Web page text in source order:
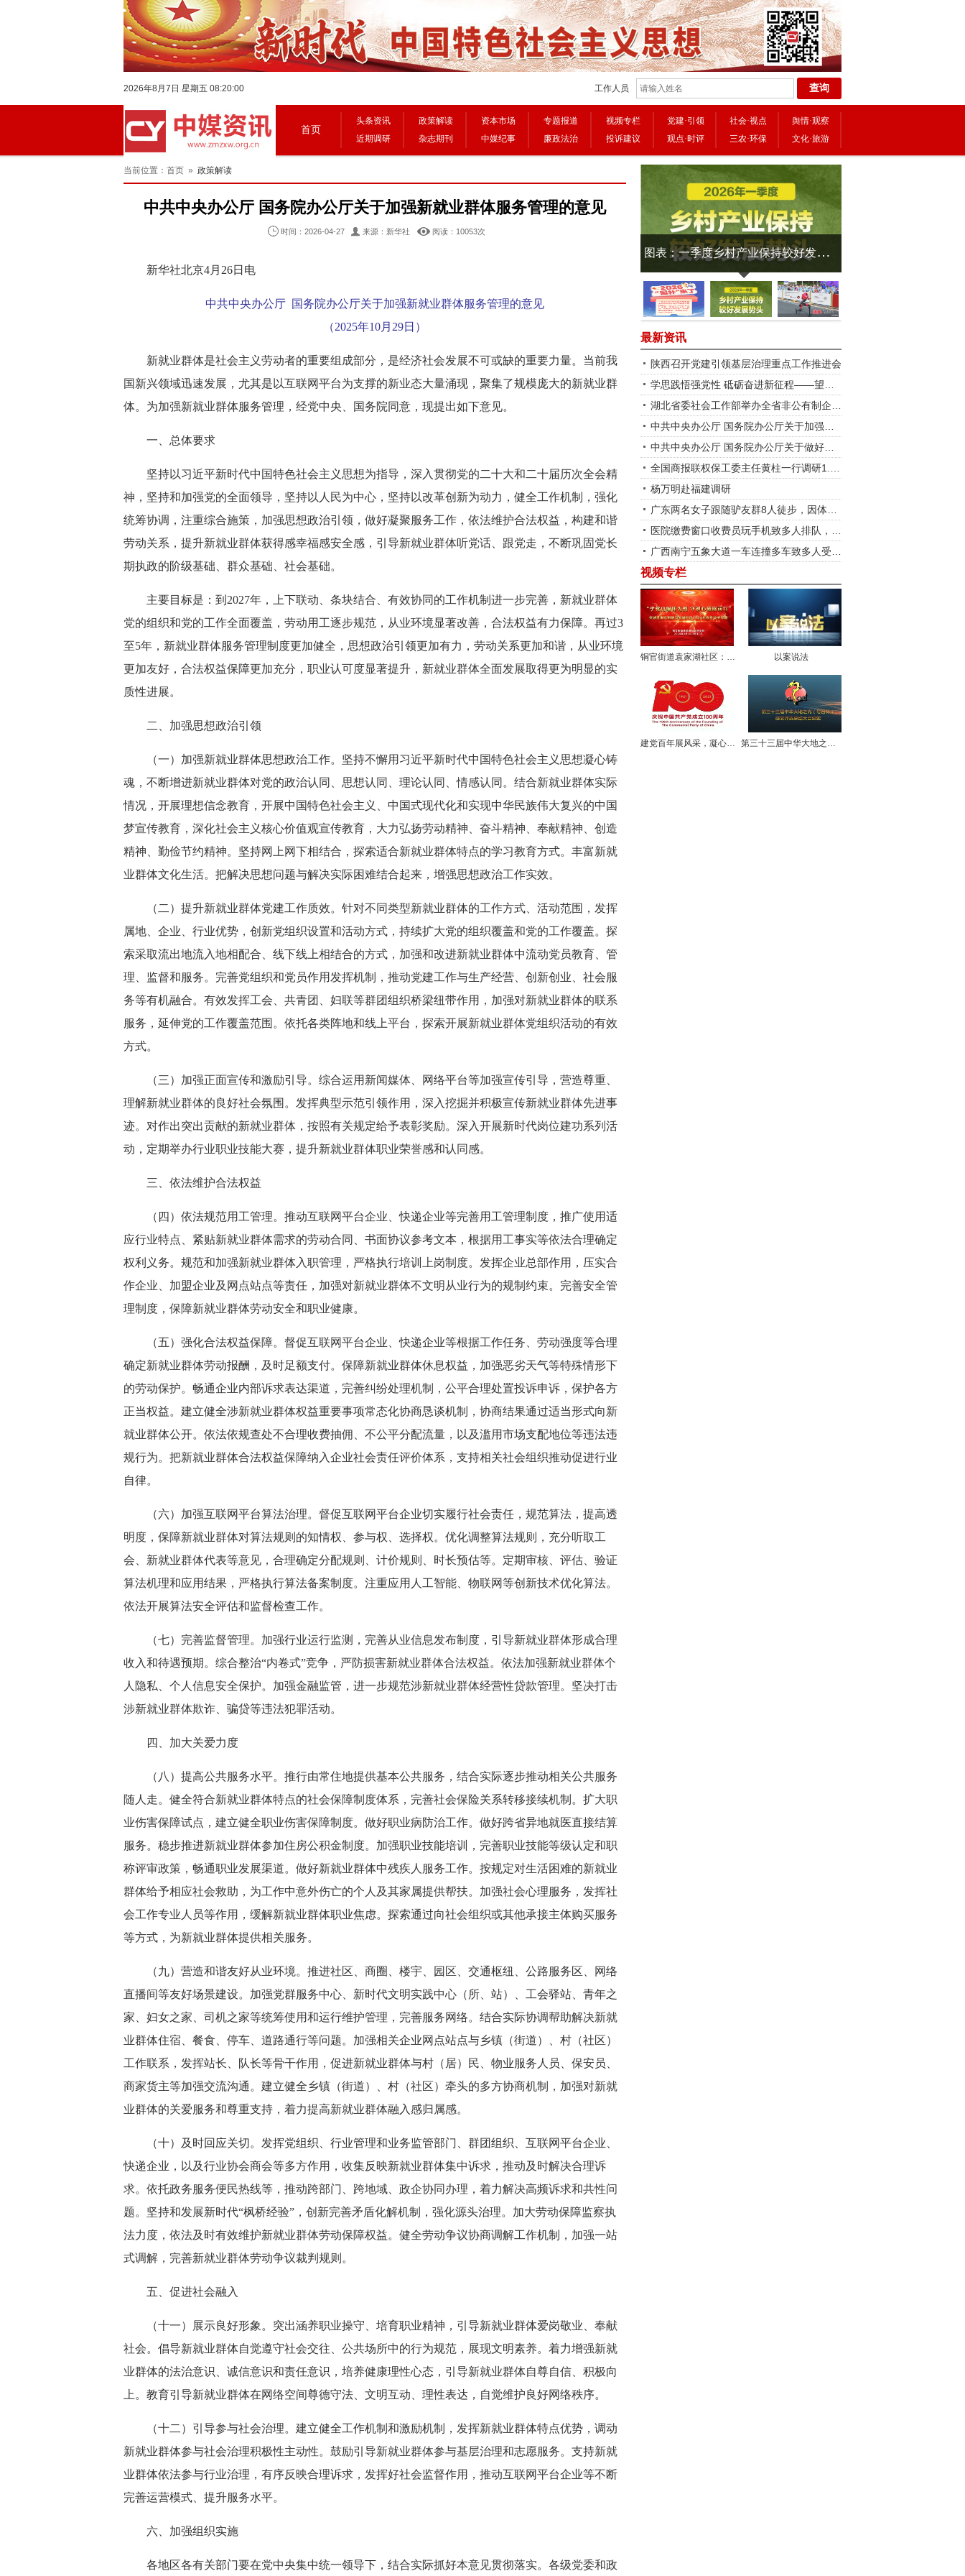
2026年8月7日 星期五 08:20:01 工作人员
首页
头条资讯
近期调研
政策解读
杂志期刊
资本市场
中媒纪事
专题报道
廉政法治
视频专栏
投诉建议
党建·引领
观点·时评
社会·视点
三农·环保
舆情·观察
文化·旅游
当前位置：首页 » 政策解读
中共中央办公厅 国务院办公厅关于加强新就业群体服务管理的意见
时间：2026-04-27 来源：新华社 阅读：10053次
新华社北京4月26日电
中共中央办公厅 国务院办公厅关于加强新就业群体服务管理的意见
（2025年10月29日）
新就业群体是社会主义劳动者的重要组成部分，是经济社会发展不可或缺的重要力量。当前我
国新兴领域迅速发展，尤其是以互联网平台为支撑的新业态大量涌现，聚集了规模庞大的新就业群
体。为加强新就业群体服务管理，经党中央、国务院同意，现提出如下意见。
一、总体要求
坚持以习近平新时代中国特色社会主义思想为指导，深入贯彻党的二十大和二十届历次全会精
神，坚持和加强党的全面领导，坚持以人民为中心，坚持以改革创新为动力，健全工作机制，强化
统筹协调，注重综合施策，加强思想政治引领，做好凝聚服务工作，依法维护合法权益，构建和谐
劳动关系，提升新就业群体获得感幸福感安全感，引导新就业群体听党话、跟党走，不断巩固党长
期执政的阶级基础、群众基础、社会基础。
主要目标是：到2027年，上下联动、条块结合、有效协同的工作机制进一步完善，新就业群体
党的组织和党的工作全面覆盖，劳动用工逐步规范，从业环境显著改善，合法权益有力保障。再过3
至5年，新就业群体服务管理制度更加健全，思想政治引领更加有力，劳动关系更加和谐，从业环境
更加友好，合法权益保障更加充分，职业认可度显著提升，新就业群体全面发展取得更为明显的实
质性进展。
二、加强思想政治引领
（一）加强新就业群体思想政治工作。坚持不懈用习近平新时代中国特色社会主义思想凝心铸
魂，不断增进新就业群体对党的政治认同、思想认同、理论认同、情感认同。结合新就业群体实际
情况，开展理想信念教育，开展中国特色社会主义、中国式现代化和实现中华民族伟大复兴的中国
梦宣传教育，深化社会主义核心价值观宣传教育，大力弘扬劳动精神、奋斗精神、奉献精神、创造
精神、勤俭节约精神。坚持网上网下相结合，探索适合新就业群体特点的学习教育方式。丰富新就
业群体文化生活。把解决思想问题与解决实际困难结合起来，增强思想政治工作实效。
（二）提升新就业群体党建工作质效。针对不同类型新就业群体的工作方式、活动范围，发挥
属地、企业、行业优势，创新党组织设置和活动方式，持续扩大党的组织覆盖和党的工作覆盖。探
索采取流出地流入地相配合、线下线上相结合的方式，加强和改进新就业群体中流动党员教育、管
理、监督和服务。完善党组织和党员作用发挥机制，推动党建工作与生产经营、创新创业、社会服
务等有机融合。有效发挥工会、共青团、妇联等群团组织桥梁纽带作用，加强对新就业群体的联系
服务，延伸党的工作覆盖范围。依托各类阵地和线上平台，探索开展新就业群体党组织活动的有效
方式。
（三）加强正面宣传和激励引导。综合运用新闻媒体、网络平台等加强宣传引导，营造尊重、
理解新就业群体的良好社会氛围。发挥典型示范引领作用，深入挖掘并积极宣传新就业群体先进事
迹。对作出突出贡献的新就业群体，按照有关规定给予表彰奖励。深入开展新时代岗位建功系列活
动，定期举办行业职业技能大赛，提升新就业群体职业荣誉感和认同感。
三、依法维护合法权益
（四）依法规范用工管理。推动互联网平台企业、快递企业等完善用工管理制度，推广使用适
应行业特点、紧贴新就业群体需求的劳动合同、书面协议参考文本，根据用工事实等依法合理确定
权利义务。规范和加强新就业群体入职管理，严格执行培训上岗制度。发挥企业总部作用，压实合
作企业、加盟企业及网点站点等责任，加强对新就业群体不文明从业行为的规制约束。完善安全管
理制度，保障新就业群体劳动安全和职业健康。
（五）强化合法权益保障。督促互联网平台企业、快递企业等根据工作任务、劳动强度等合理
确定新就业群体劳动报酬，及时足额支付。保障新就业群体休息权益，加强恶劣天气等特殊情形下
的劳动保护。畅通企业内部诉求表达渠道，完善纠纷处理机制，公平合理处置投诉申诉，保护各方
正当权益。建立健全涉新就业群体权益重要事项常态化协商恳谈机制，协商结果通过适当形式向新
就业群体公开。依法依规查处不合理收费抽佣、不公平分配流量，以及滥用市场支配地位等违法违
规行为。把新就业群体合法权益保障纳入企业社会责任评价体系，支持相关社会组织推动促进行业
自律。
（六）加强互联网平台算法治理。督促互联网平台企业切实履行社会责任，规范算法，提高透
明度，保障新就业群体对算法规则的知情权、参与权、选择权。优化调整算法规则，充分听取工
会、新就业群体代表等意见，合理确定分配规则、计价规则、时长预估等。定期审核、评估、验证
算法机理和应用结果，严格执行算法备案制度。注重应用人工智能、物联网等创新技术优化算法。
依法开展算法安全评估和监督检查工作。
（七）完善监督管理。加强行业运行监测，完善从业信息发布制度，引导新就业群体形成合理
收入和待遇预期。综合整治“内卷式”竞争，严防损害新就业群体合法权益。依法加强新就业群体个
人隐私、个人信息安全保护。加强金融监管，进一步规范涉新就业群体经营性贷款管理。坚决打击
涉新就业群体欺诈、骗贷等违法犯罪活动。
四、加大关爱力度
（八）提高公共服务水平。推行由常住地提供基本公共服务，结合实际逐步推动相关公共服务
随人走。健全符合新就业群体特点的社会保障制度体系，完善社会保险关系转移接续机制。扩大职
业伤害保障试点，建立健全职业伤害保障制度。做好职业病防治工作。做好跨省异地就医直接结算
服务。稳步推进新就业群体参加住房公积金制度。加强职业技能培训，完善职业技能等级认定和职
称评审政策，畅通职业发展渠道。做好新就业群体中残疾人服务工作。按规定对生活困难的新就业
群体给予相应社会救助，为工作中意外伤亡的个人及其家属提供帮扶。加强社会心理服务，发挥社
会工作专业人员等作用，缓解新就业群体职业焦虑。探索通过向社会组织或其他承接主体购买服务
等方式，为新就业群体提供相关服务。
（九）营造和谐友好从业环境。推进社区、商圈、楼宇、园区、交通枢纽、公路服务区、网络
直播间等友好场景建设。加强党群服务中心、新时代文明实践中心（所、站）、工会驿站、青年之
家、妇女之家、司机之家等统筹使用和运行维护管理，完善服务网络。结合实际协调帮助解决新就
业群体住宿、餐食、停车、道路通行等问题。加强相关企业网点站点与乡镇（街道）、村（社区）
工作联系，发挥站长、队长等骨干作用，促进新就业群体与村（居）民、物业服务人员、保安员、
商家货主等加强交流沟通。建立健全乡镇（街道）、村（社区）牵头的多方协商机制，加强对新就
业群体的关爱服务和尊重支持，着力提高新就业群体融入感归属感。
（十）及时回应关切。发挥党组织、行业管理和业务监管部门、群团组织、互联网平台企业、
快递企业，以及行业协会商会等多方作用，收集反映新就业群体集中诉求，推动及时解决合理诉
求。依托政务服务便民热线等，推动跨部门、跨地域、政企协同办理，着力解决高频诉求和共性问
题。坚持和发展新时代“枫桥经验”，创新完善矛盾化解机制，强化源头治理。加大劳动保障监察执
法力度，依法及时有效维护新就业群体劳动保障权益。健全劳动争议协商调解工作机制，加强一站
式调解，完善新就业群体劳动争议裁判规则。
五、促进社会融入
（十一）展示良好形象。突出涵养职业操守、培育职业精神，引导新就业群体爱岗敬业、奉献
社会。倡导新就业群体自觉遵守社会交往、公共场所中的行为规范，展现文明素养。着力增强新就
业群体的法治意识、诚信意识和责任意识，培养健康理性心态，引导新就业群体自尊自信、积极向
上。教育引导新就业群体在网络空间尊德守法、文明互动、理性表达，自觉维护良好网络秩序。
（十二）引导参与社会治理。建立健全工作机制和激励机制，发挥新就业群体特点优势，调动
新就业群体参与社会治理积极性主动性。鼓励引导新就业群体参与基层治理和志愿服务。支持新就
业群体依法参与行业治理，有序反映合理诉求，发挥好社会监督作用，推动互联网平台企业等不断
完善运营模式、提升服务水平。
六、加强组织实施
各地区各有关部门要在党中央集中统一领导下，结合实际抓好本意见贯彻落实。各级党委和政
图
表：一季度乡村产业保持较好发展势头
最新资讯
陕西召开党建引领基层治理重点工作推进会
杨万明赴福建调研
视频专栏
铜官街道袁家湖社区：党员“学习课堂”搬到“井冈山革命圣地”现场 以案说法
建党百年展风采，凝心聚力再出发——《政商参考》编辑部主办庆祝中囯共产党建党100周年活动 第三十三届中华大地之光征评表彰大会纪实